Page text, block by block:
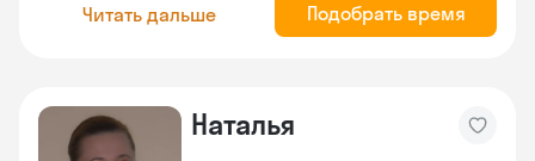
Читать дальше Подобрать время
Наталья